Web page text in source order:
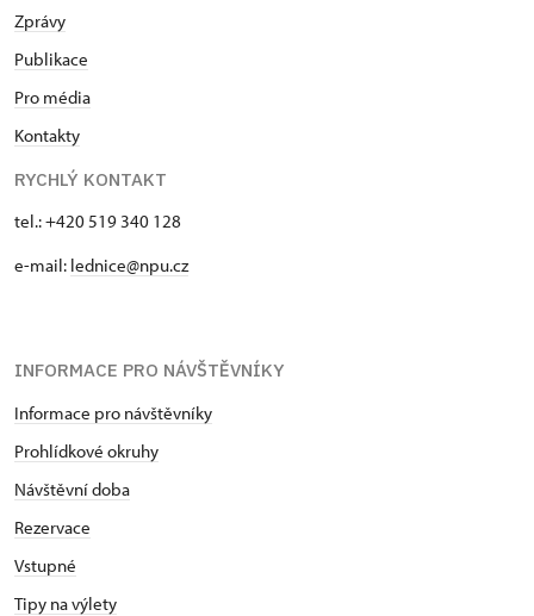
Zprávy
Publikace
Pro média
Kontakty
RYCHLÝ KONTAKT
tel.: +420 519 340 128
e-mail: lednice@npu.cz
INFORMACE PRO NÁVŠTĚVNÍKY
Informace pro návštěvníky
Prohlídkové okruhy
Návštěvní doba
Rezervace
Vstupné
Tipy na výlety